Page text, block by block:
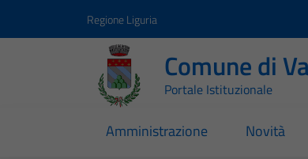
Regione Liguria
Comune di
Portale Istituzionale
Amministrazione Novità